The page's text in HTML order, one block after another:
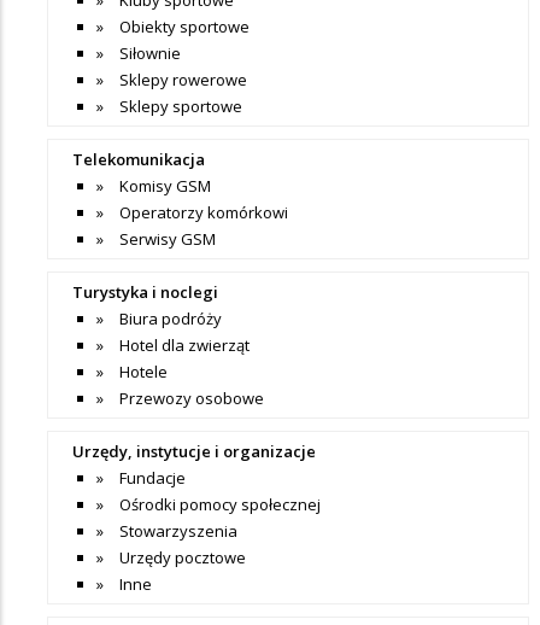
Obiekty sportowe
Siłownie
Sklepy rowerowe
Sklepy sportowe
Telekomunikacja
Komisy GSM
Operatorzy komórkowi
Serwisy GSM
Turystyka i noclegi
Biura podróży
Hotel dla zwierząt
Hotele
Przewozy osobowe
Urzędy, instytucje i organizacje
Fundacje
Ośrodki pomocy społecznej
Stowarzyszenia
Urzędy pocztowe
Inne